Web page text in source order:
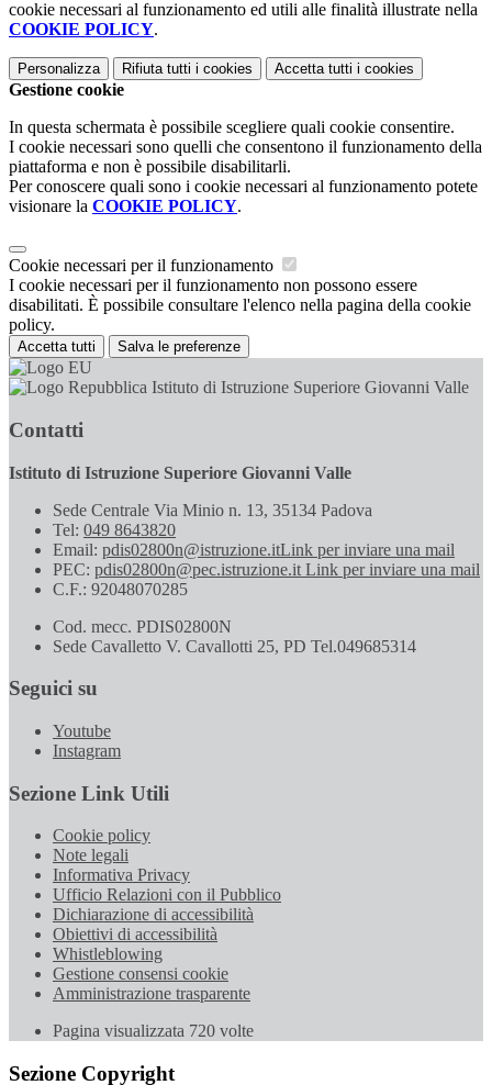
cookie necessari al funzionamento ed utili alle finalità illustrate nella
COOKIE POLICY.
Personalizza Rifiuta tutti i cookies Accetta tutti i cookies
Gestione cookie
In questa schermata è possibile scegliere quali cookie consentire.
I cookie necessari sono quelli che consentono il funzionamento della
piattaforma e non è possibile disabilitarli.
Per conoscere quali sono i cookie necessari al funzionamento potete
visionare la COOKIE POLICY.
Cookie necessari per il funzionamento
I cookie necessari per il funzionamento non possono essere
disabilitati. È possibile consultare l'elenco nella pagina della cookie
policy.
Accetta tutti Salva le preferenze
Istituto di Istruzione Superiore Giovanni Valle
Contatti
Istituto di Istruzione Superiore Giovanni Valle
Sede Centrale Via Minio n. 13, 35134 Padova
Tel: 049 8643820
Email: pdis02800n@istruzione.itLink per inviare una mail
PEC: pdis02800n@pec.istruzione.it Link per inviare una mail
C.F.: 92048070285
Cod. mecc. PDIS02800N
Sede Cavalletto V. Cavallotti 25, PD Tel.049685314
Seguici su
Youtube
Instagram
Sezione Link Utili
Cookie policy
Note legali
Informativa Privacy
Ufficio Relazioni con il Pubblico
Dichiarazione di accessibilità
Obiettivi di accessibilità
Whistleblowing
Gestione consensi cookie
Amministrazione trasparente
Pagina visualizzata 720 volte
Sezione Copyright